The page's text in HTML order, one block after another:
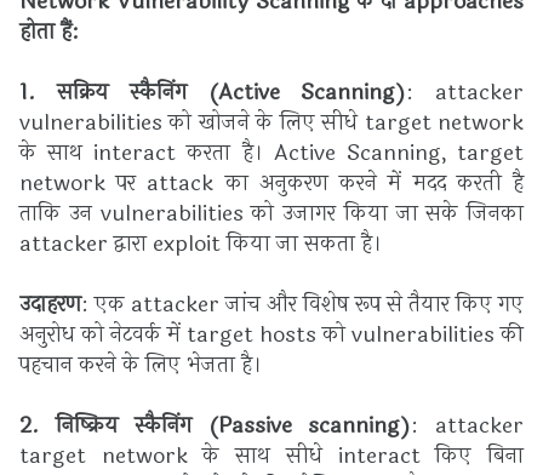
होता हैं:
1. सक्रिय स्कैनिंग (Active Scanning): attacker
vulnerabilities को खोजने के लिए सीधे target network
के साथ interact करता है। Active Scanning, target
network पर attack का अनुकरण करने में मदद करती है
ताकि उन vulnerabilities को उजागर किया जा सके जिनका
attacker द्वारा exploit किया जा सकता है।
उदाहरण: एक attacker जांच और विशेष रूप से तैयार किए गए
अनुरोध को नेटवर्क में target hosts को vulnerabilities की
पहचान करने के लिए भेजता है।
2. निष्क्रिय स्कैनिंग (Passive scanning): attacker
target network के साथ सीधे interact किए बिना